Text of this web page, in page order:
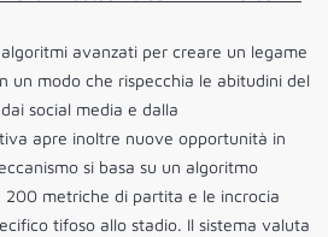
avanzati per creare un legame
un modo che rispecchia le abitudini del
social media e dalla
apre inoltre nuove opportunità in
si basa su un algoritmo
metriche di partita e le incrocia
tifoso allo stadio. Il sistema valuta